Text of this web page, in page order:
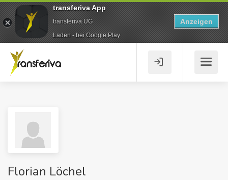
Florian Löchel
transferiva App
transferiva UG
Laden - bei Google Play
Anzeigen